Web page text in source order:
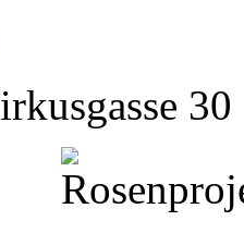
30